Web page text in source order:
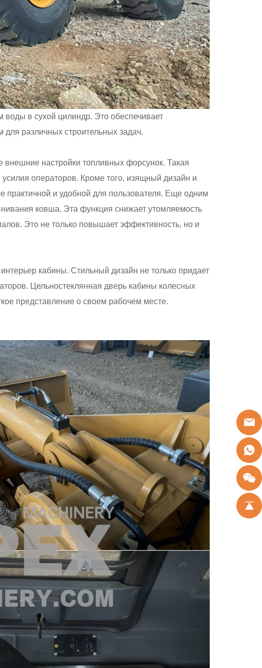
в сухой цилиндр. Это обеспечивает
различных строительных задач.
настройки топливных форсунок. Такая
операторов. Кроме того, изящный дизайн и
практичной и удобной для пользователя. Еще одним
ковша. Эта функция снижает утомляемость
Это не только повышает эффективность, но и
кабины. Стильный дизайн не только придает
Цельностеклянная дверь кабины колесных
представление о своем рабочем месте.